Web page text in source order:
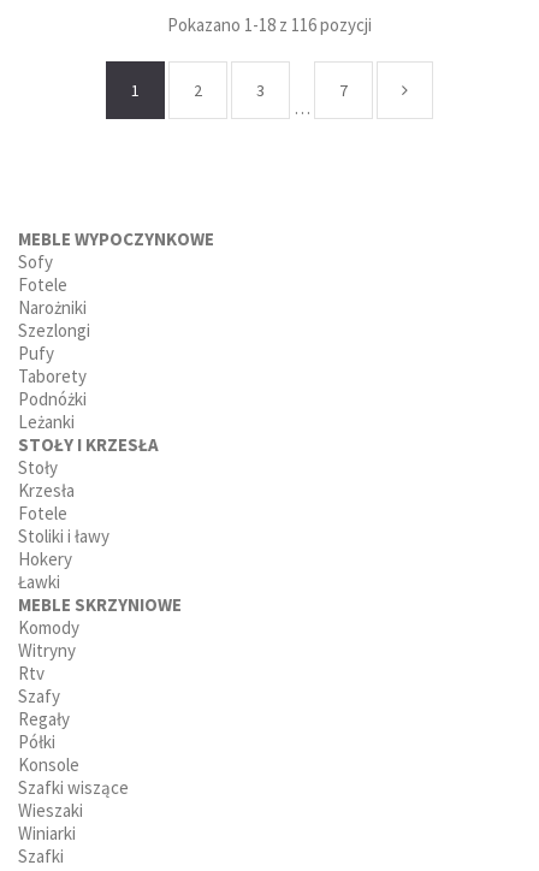
Pokazano 1-18 z 116 pozycji
1 2 3
…
7
MEBLE WYPOCZYNKOWE
Sofy
Fotele
Narożniki
Szezlongi
Pufy
Taborety
Podnóżki
Leżanki
STOŁY I KRZESŁA
Stoły
Krzesła
Fotele
Stoliki i ławy
Hokery
Ławki
MEBLE SKRZYNIOWE
Komody
Witryny
Rtv
Szafy
Regały
Półki
Konsole
Szafki wiszące
Wieszaki
Winiarki
Szafki